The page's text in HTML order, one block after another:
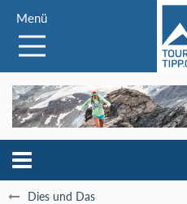
Menü
Dies und Das